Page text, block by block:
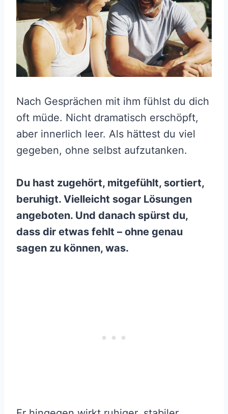
Nach Gesprächen mit ihm fühlst du dich
oft müde. Nicht dramatisch erschöpft,
aber innerlich leer. Als hättest du viel
gegeben, ohne selbst aufzutanken.
Du hast zugehört, mitgefühlt, sortiert,
beruhigt. Vielleicht sogar Lösungen
angeboten. Und danach spürst du,
dass dir etwas fehlt – ohne genau
sagen zu können, was.